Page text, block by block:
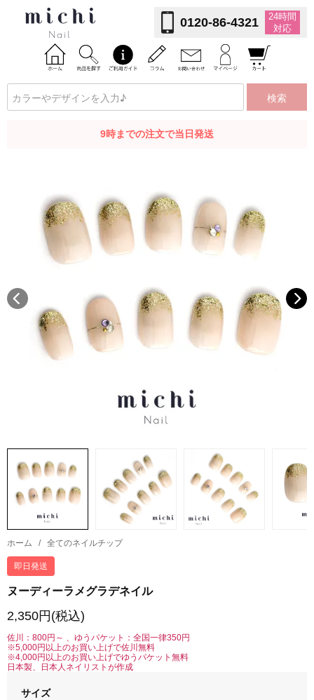
0120-86-4321
24時間
対応
検索
9時までの注文で当日発送
ホーム / 全てのネイルチップ
即日発送
ヌーディーラメグラデネイル
2,350円(税込)
佐川：800円～ 、ゆうパケット：全国一律350円
※5,000円以上のお買い上げで佐川無料
※4,000円以上のお買い上げでゆうパケット無料
日本製、日本人ネイリストが作成
サイズ